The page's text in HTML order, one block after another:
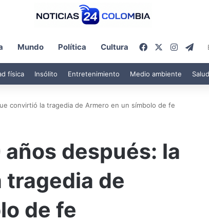
Mundo Política Cultura Facebook
física Insólito Entretenimiento Medio ambiente Salud
convirtió la tragedia de Armero en un símbolo de fe
después: la
de
de fe